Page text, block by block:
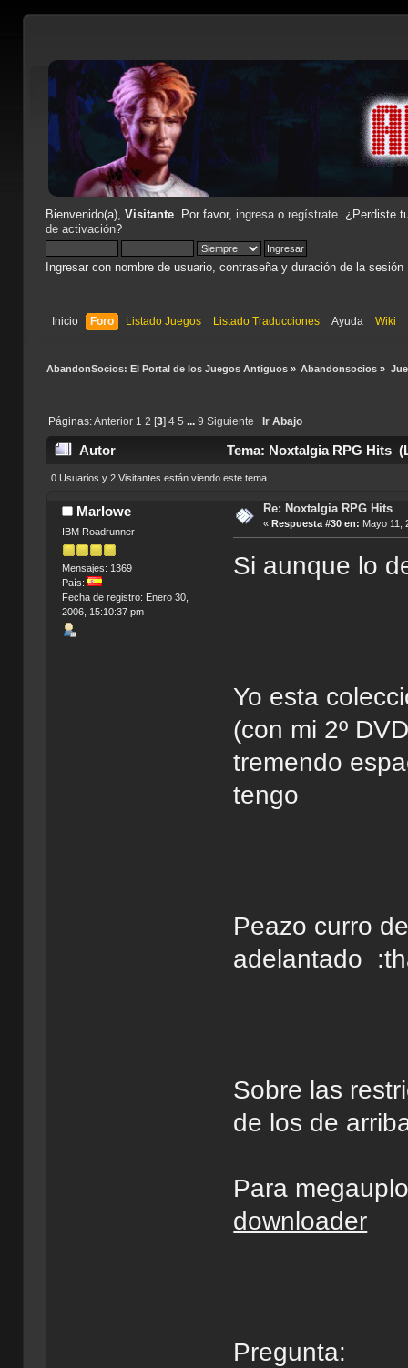
Bienvenido(a), Visitante. Por favor, ingresao regístrate. ¿Perdiste
de activación?
Ingresar con nombre de usuario, contraseña y duración de la sesión
Inicio Foro Listado Juegos Listado Traducciones Ayuda Wiki
AbandonSocios: El Portal de los Juegos Antiguos» Abandonsocios »
Páginas:Anterior 1 2 [3] 4 5 ... 9 Siguiente Ir Abajo
Autor Tema: Noxtalgia RPG Hits
0 Usuarios y 2 Visitantes están viendo este tema.
Marlowe
IBM Roadrunner
Mensajes: 1369
País:
Fecha de registro: Enero 30,
2006, 15:10:37 pm
Re: Noxtalgia RPG Hits
« Respuesta #30 en: Mayo 11,
Si aunque lo
Yo esta
(con mi 2º
tremendo
tengo
Peazo curro
adelantado
Sobre las
de los de
Para
downloader
Pregunta: